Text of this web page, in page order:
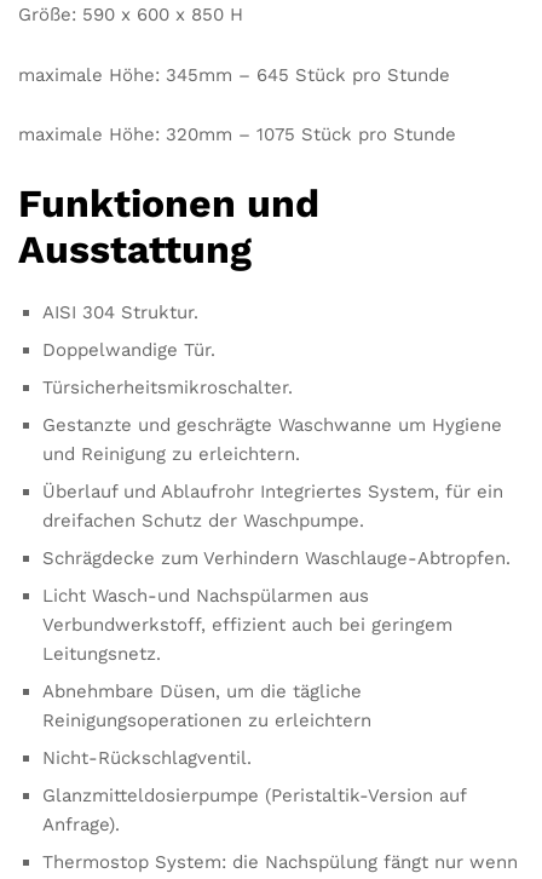
Größe: 590 x 600 x 850 H
maximale Höhe: 345mm – 645 Stück pro Stunde
maximale Höhe: 320mm – 1075 Stück pro Stunde
Funktionen und
Ausstattung
AISI 304 Struktur.
Doppelwandige Tür.
Türsicherheitsmikroschalter.
Gestanzte und geschrägte Waschwanne um Hygiene
und Reinigung zu erleichtern.
Überlauf und Ablaufrohr Integriertes System, für ein
dreifachen Schutz der Waschpumpe.
Schrägdecke zum Verhindern Waschlauge-Abtropfen.
Licht Wasch-und Nachspülarmen aus
Verbundwerkstoff, effizient auch bei geringem
Leitungsnetz.
Abnehmbare Düsen, um die tägliche
Reinigungsoperationen zu erleichtern
Nicht-Rückschlagventil.
Glanzmitteldosierpumpe (Peristaltik-Version auf
Anfrage).
Thermostop System: die Nachspülung fängt nur wenn